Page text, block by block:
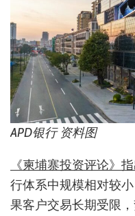
APD银行 资料图
《柬埔寨投资评论》
行体系中规模相对较
果客户交易长期受限